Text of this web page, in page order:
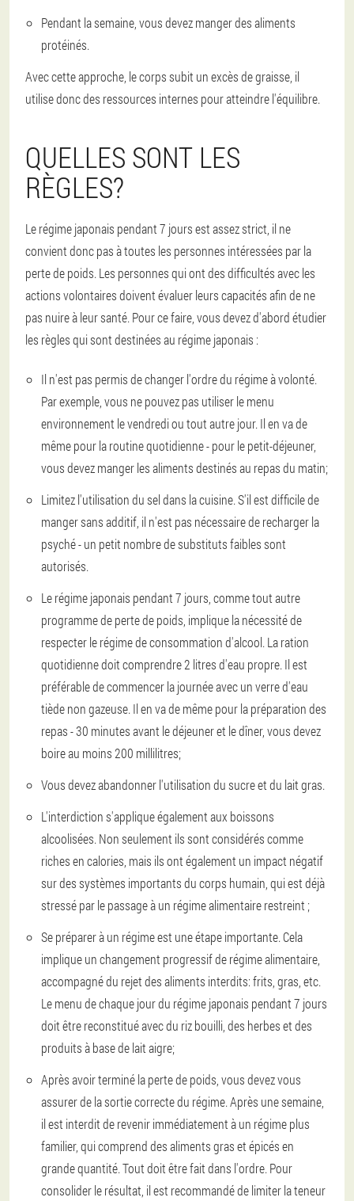
Pendant la semaine, vous devez manger des aliments
protéinés.
Avec cette approche, le corps subit un excès de graisse, il
utilise donc des ressources internes pour atteindre l'équilibre.
QUELLES SONT LES
RÈGLES?
Le régime japonais pendant 7 jours est assez strict, il ne
convient donc pas à toutes les personnes intéressées par la
perte de poids. Les personnes qui ont des difficultés avec les
actions volontaires doivent évaluer leurs capacités afin de ne
pas nuire à leur santé. Pour ce faire, vous devez d'abord étudier
les règles qui sont destinées au régime japonais :
Il n'est pas permis de changer l'ordre du régime à volonté.
Par exemple, vous ne pouvez pas utiliser le menu
environnement le vendredi ou tout autre jour. Il en va de
même pour la routine quotidienne - pour le petit-déjeuner,
vous devez manger les aliments destinés au repas du matin;
Limitez l'utilisation du sel dans la cuisine. S'il est difficile de
manger sans additif, il n'est pas nécessaire de recharger la
psyché - un petit nombre de substituts faibles sont
autorisés.
Le régime japonais pendant 7 jours, comme tout autre
programme de perte de poids, implique la nécessité de
respecter le régime de consommation d'alcool. La ration
quotidienne doit comprendre 2 litres d'eau propre. Il est
préférable de commencer la journée avec un verre d'eau
tiède non gazeuse. Il en va de même pour la préparation des
repas - 30 minutes avant le déjeuner et le dîner, vous devez
boire au moins 200 millilitres;
Vous devez abandonner l'utilisation du sucre et du lait gras.
L'interdiction s'applique également aux boissons
alcoolisées. Non seulement ils sont considérés comme
riches en calories, mais ils ont également un impact négatif
sur des systèmes importants du corps humain, qui est déjà
stressé par le passage à un régime alimentaire restreint ;
Se préparer à un régime est une étape importante. Cela
implique un changement progressif de régime alimentaire,
accompagné du rejet des aliments interdits: frits, gras, etc.
Le menu de chaque jour du régime japonais pendant 7 jours
doit être reconstitué avec du riz bouilli, des herbes et des
produits à base de lait aigre;
Après avoir terminé la perte de poids, vous devez vous
assurer de la sortie correcte du régime. Après une semaine,
il est interdit de revenir immédiatement à un régime plus
familier, qui comprend des aliments gras et épicés en
grande quantité. Tout doit être fait dans l'ordre. Pour
consolider le résultat, il est recommandé de limiter la teneur